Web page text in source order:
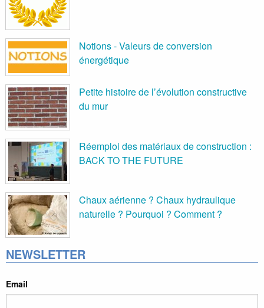
Notions - Valeurs de conversion
énergétique
Petite histoire de l’évolution constructive
du mur
Réemploi des matériaux de construction :
BACK TO THE FUTURE
Chaux aérienne ? Chaux hydraulique
naturelle ? Pourquoi ? Comment ?
NEWSLETTER
Email